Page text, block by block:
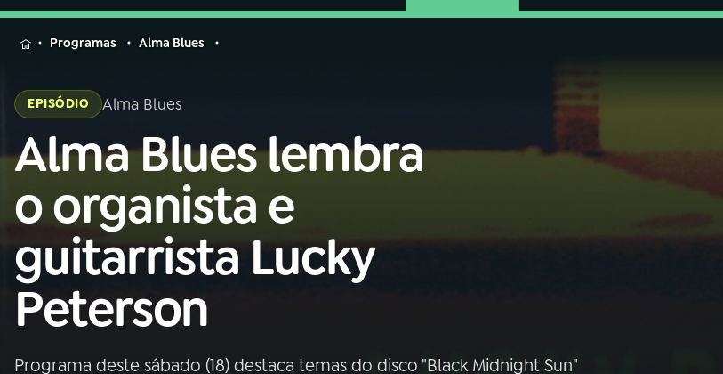
MENU
Buscar
na
Rádio
Nacional
AO VIVO
01 INÍCIO
02A RÁDIO
03PROGRAMAÇÃO
na
Rádio
Programas Alma Blues
EPISÓDIO Alma Blues
Alma Blues lembra
o organista e
guitarrista Lucky
Peterson
Programa deste sábado (18) destaca temas do disco "Black Midnight Sun"